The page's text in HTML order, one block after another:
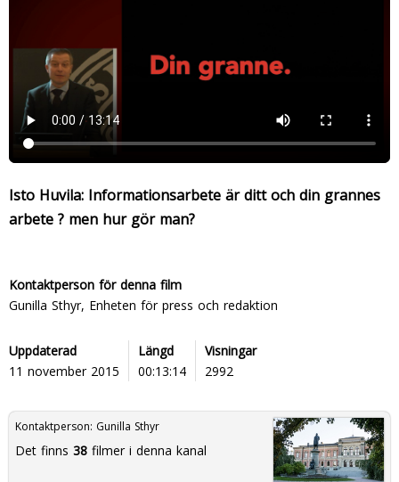
Isto Huvila: Informationsarbete är ditt och din grannes
arbete ? men hur gör man?
Kontaktperson för denna film
Gunilla Sthyr, Enheten för press och redaktion
Uppdaterad
11 november 2015
Längd
00:13:14
Visningar
2992
Kontaktperson: Gunilla Sthyr
Det finns 38filmer i denna kanal